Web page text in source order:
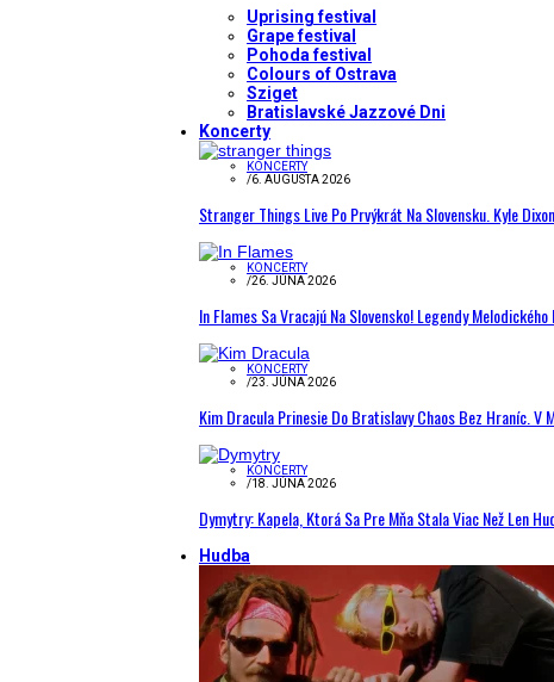
Uprising festival
Grape festival
Pohoda festival
Colours of Ostrava
Sziget
Bratislavské Jazzové Dni
Koncerty
KONCERTY
/6. AUGUSTA 2026
Stranger Things Live Po Prvýkrát Na Slovensku. Kyle
KONCERTY
/26. JÚNA 2026
In Flames Sa Vracajú Na Slovensko! Legendy
KONCERTY
/23. JÚNA 2026
Kim Dracula Prinesie Do Bratislavy Chaos Bez Hraníc.
KONCERTY
/18. JÚNA 2026
Dymytry: Kapela, Ktorá Sa Pre Mňa Stala Viac Než Len
Hudba